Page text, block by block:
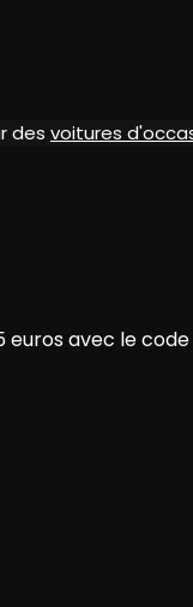
des voitures
avec le code
Messenger